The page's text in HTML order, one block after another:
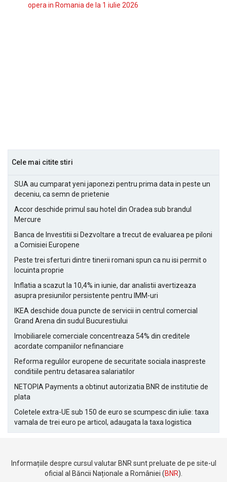
opera in Romania de la 1 iulie 2026
Cele mai citite stiri
SUA au cumparat yeni japonezi pentru prima data in peste un
deceniu, ca semn de prietenie
Accor deschide primul sau hotel din Oradea sub brandul
Mercure
Banca de Investitii si Dezvoltare a trecut de evaluarea pe piloni
a Comisiei Europene
Peste trei sferturi dintre tinerii romani spun ca nu isi permit o
locuinta proprie
Inflatia a scazut la 10,4% in iunie, dar analistii avertizeaza
asupra presiunilor persistente pentru IMM-uri
IKEA deschide doua puncte de servicii in centrul comercial
Grand Arena din sudul Bucurestiului
Imobiliarele comerciale concentreaza 54% din creditele
acordate companiilor nefinanciare
Reforma regulilor europene de securitate sociala inaspreste
conditiile pentru detasarea salariatilor
NETOPIA Payments a obtinut autorizatia BNR de institutie de
plata
Coletele extra-UE sub 150 de euro se scumpesc din iulie: taxa
vamala de trei euro pe articol, adaugata la taxa logistica
Informațiile despre cursul valutar BNR sunt preluate de pe site-ul
oficial al Băncii Naționale a României (BNR).